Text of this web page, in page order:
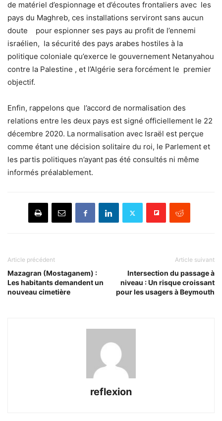
de matériel d’espionnage et d’écoutes frontaliers avec les
pays du Maghreb, ces installations serviront sans aucun
doute pour espionner ses pays au profit de l’ennemi
israélien, la sécurité des pays arabes hostiles à la
politique coloniale qu’exerce le gouvernement Netanyahou
contre la Palestine , et l’Algérie sera forcément le premier
objectif.
Enfin, rappelons que l’accord de normalisation des
relations entre les deux pays est signé officiellement le 22
décembre 2020. La normalisation avec Israël est perçue
comme étant une décision solitaire du roi, le Parlement et
les partis politiques n’ayant pas été consultés ni même
informés préalablement.
Article précédent
Mazagran (Mostaganem) :
Les habitants demandent un
nouveau cimetière
Article suivant
Intersection du passage à
niveau : Un risque croissant
pour les usagers à Beymouth
reflexion